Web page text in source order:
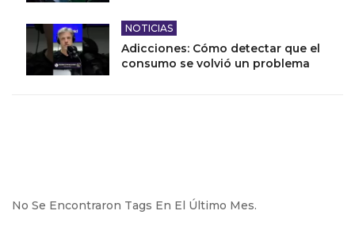
NOTICIAS
Adicciones: Cómo detectar que el
consumo se volvió un problema
No Se Encontraron Tags En El Último Mes.